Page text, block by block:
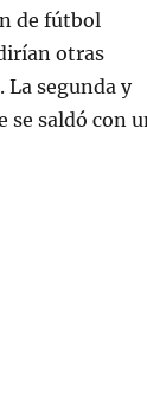
de fútbol
otras
La segunda y
se saldó con